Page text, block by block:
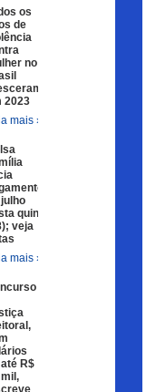
os
de
no
2023
mais »
quinta
veja
mais »
R$